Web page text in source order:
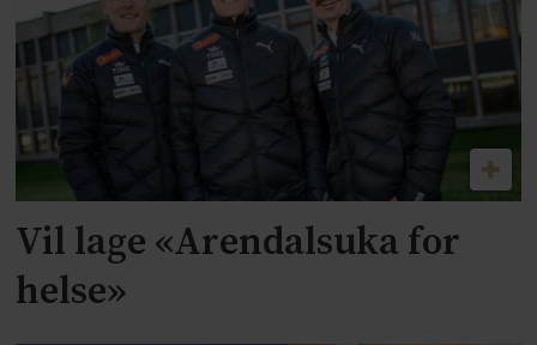
Vil lage «Arendalsuka for
helse»